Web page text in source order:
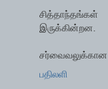
இருக்கின்றன.
சர்வைவலுக்கான
பதிலளி